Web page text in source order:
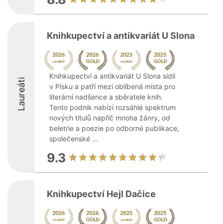
Laureáti
Knihkupectví a antikvariát U Slona
Knihkupectví a antikvariát U Slona sídlí
v Písku a patří mezi oblíbená místa pro
literární nadšence a sběratele knih.
Tento podnik nabízí rozsáhlé spektrum
nových titulů napříč mnoha žánry, od
beletrie a poezie po odborné publikace,
společenské ...
9.3
Knihkupectví Hejl Dačice